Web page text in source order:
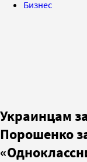
Бизнес
Украинцам
Порошенко